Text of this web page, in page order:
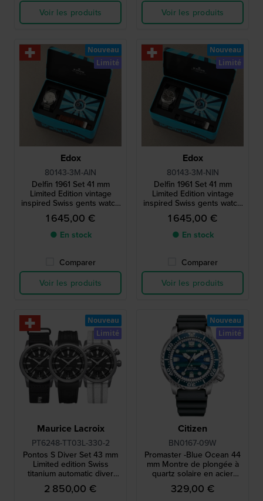
Voir les produits
Voir les produits
Edox
80143-3M-AIN
Delfin 1961 Set 41 mm
Limited Edition vintage
inspired Swiss gents watch
with extra leather strap
1 645,00 €
● En stock
Comparer
Voir les produits
Nouveau
Limité
Edox
80143-3M-NIN
Delfin 1961 Set 41 mm
Limited Edition vintage
inspired Swiss gents watch
with extra leather strap
1 645,00 €
● En stock
Comparer
Voir les produits
Nouveau
Limité
Maurice Lacroix
PT6248-TT03L-330-2
Pontos S Diver Set 43 mm
Limited edition Swiss
titanium automatic diver
with two extra straps
2 850,00 €
Nouveau
Limité
Citizen
BN0167-09W
Promaster -Blue Ocean 44
mm Montre de plongée à
quartz solaire en acier
inoxydable, édition limitée,
avec date
329,00 €
Nouveau
Limité